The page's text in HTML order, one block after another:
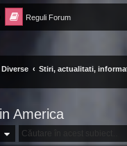
Reguli Forum
Diverse Stiri, actualitati,
America